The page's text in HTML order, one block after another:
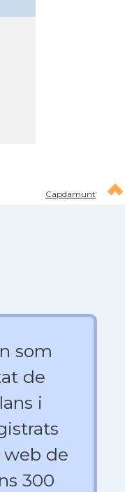
Capdamunt
som
de
i
web de
300